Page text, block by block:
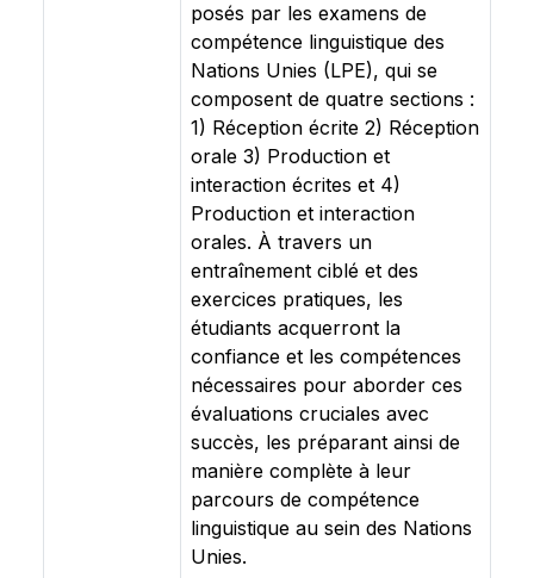
posés par les examens de
compétence linguistique des
Nations Unies (LPE), qui se
composent de quatre sections :
1) Réception écrite 2) Réception
orale 3) Production et
interaction écrites et 4)
Production et interaction
orales. À travers un
entraînement ciblé et des
exercices pratiques, les
étudiants acquerront la
confiance et les compétences
nécessaires pour aborder ces
évaluations cruciales avec
succès, les préparant ainsi de
manière complète à leur
parcours de compétence
linguistique au sein des Nations
Unies.